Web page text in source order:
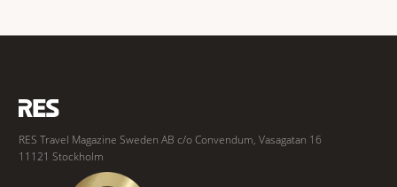
RES Travel Magazine Sweden AB c/o Convendum, Vasagatan 16
11121 Stockholm